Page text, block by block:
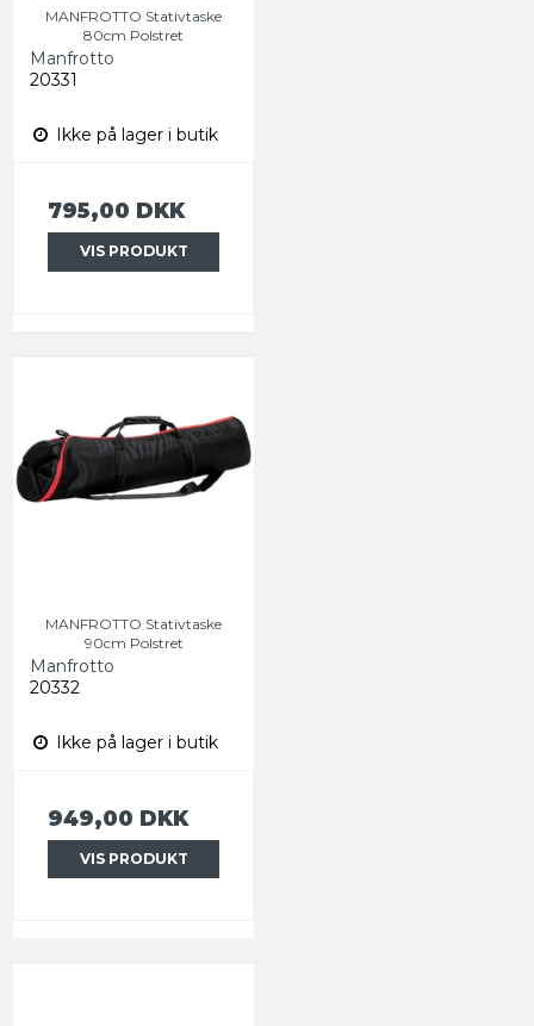
MANFROTTO Stativtaske
80cm Polstret
Manfrotto
20331
Ikke på lager i butik
795,00 DKK
VIS PRODUKT
MANFROTTO Stativtaske
90cm Polstret
Manfrotto
20332
Ikke på lager i butik
949,00 DKK
VIS PRODUKT